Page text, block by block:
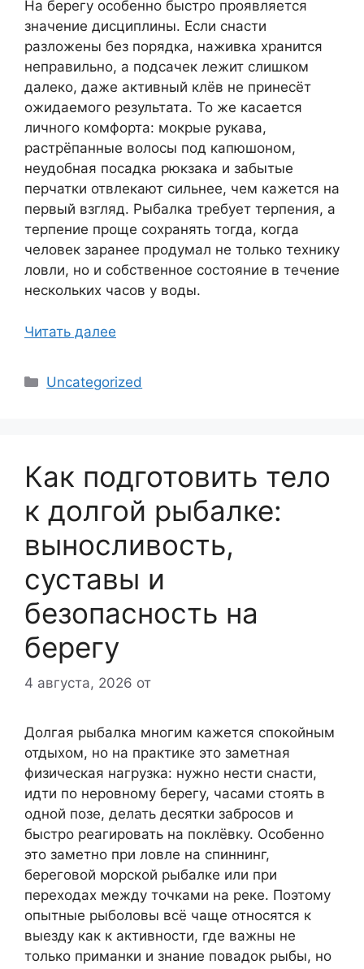
На берегу особенно быстро проявляется
значение дисциплины. Если снасти
разложены без порядка, наживка хранится
неправильно, а подсачек лежит слишком
далеко, даже активный клёв не принесёт
ожидаемого результата. То же касается
личного комфорта: мокрые рукава,
растрёпанные волосы под капюшоном,
неудобная посадка рюкзака и забытые
перчатки отвлекают сильнее, чем кажется на
первый взгляд. Рыбалка требует терпения, а
терпение проще сохранять тогда, когда
человек заранее продумал не только технику
ловли, но и собственное состояние в течение
нескольких часов у воды.
Читать далее
Рубрики
Uncategorized
Как подготовить тело
к долгой рыбалке:
выносливость,
суставы и
безопасность на
берегу
4 августа, 2026 от
Долгая рыбалка многим кажется спокойным
отдыхом, но на практике это заметная
физическая нагрузка: нужно нести снасти,
идти по неровному берегу, часами стоять в
одной позе, делать десятки забросов и
быстро реагировать на поклёвку. Особенно
это заметно при ловле на спиннинг,
береговой морской рыбалке или при
переходах между точками на реке. Поэтому
опытные рыболовы всё чаще относятся к
выезду как к активности, где важны не
только приманки и знание повадок рыбы, но